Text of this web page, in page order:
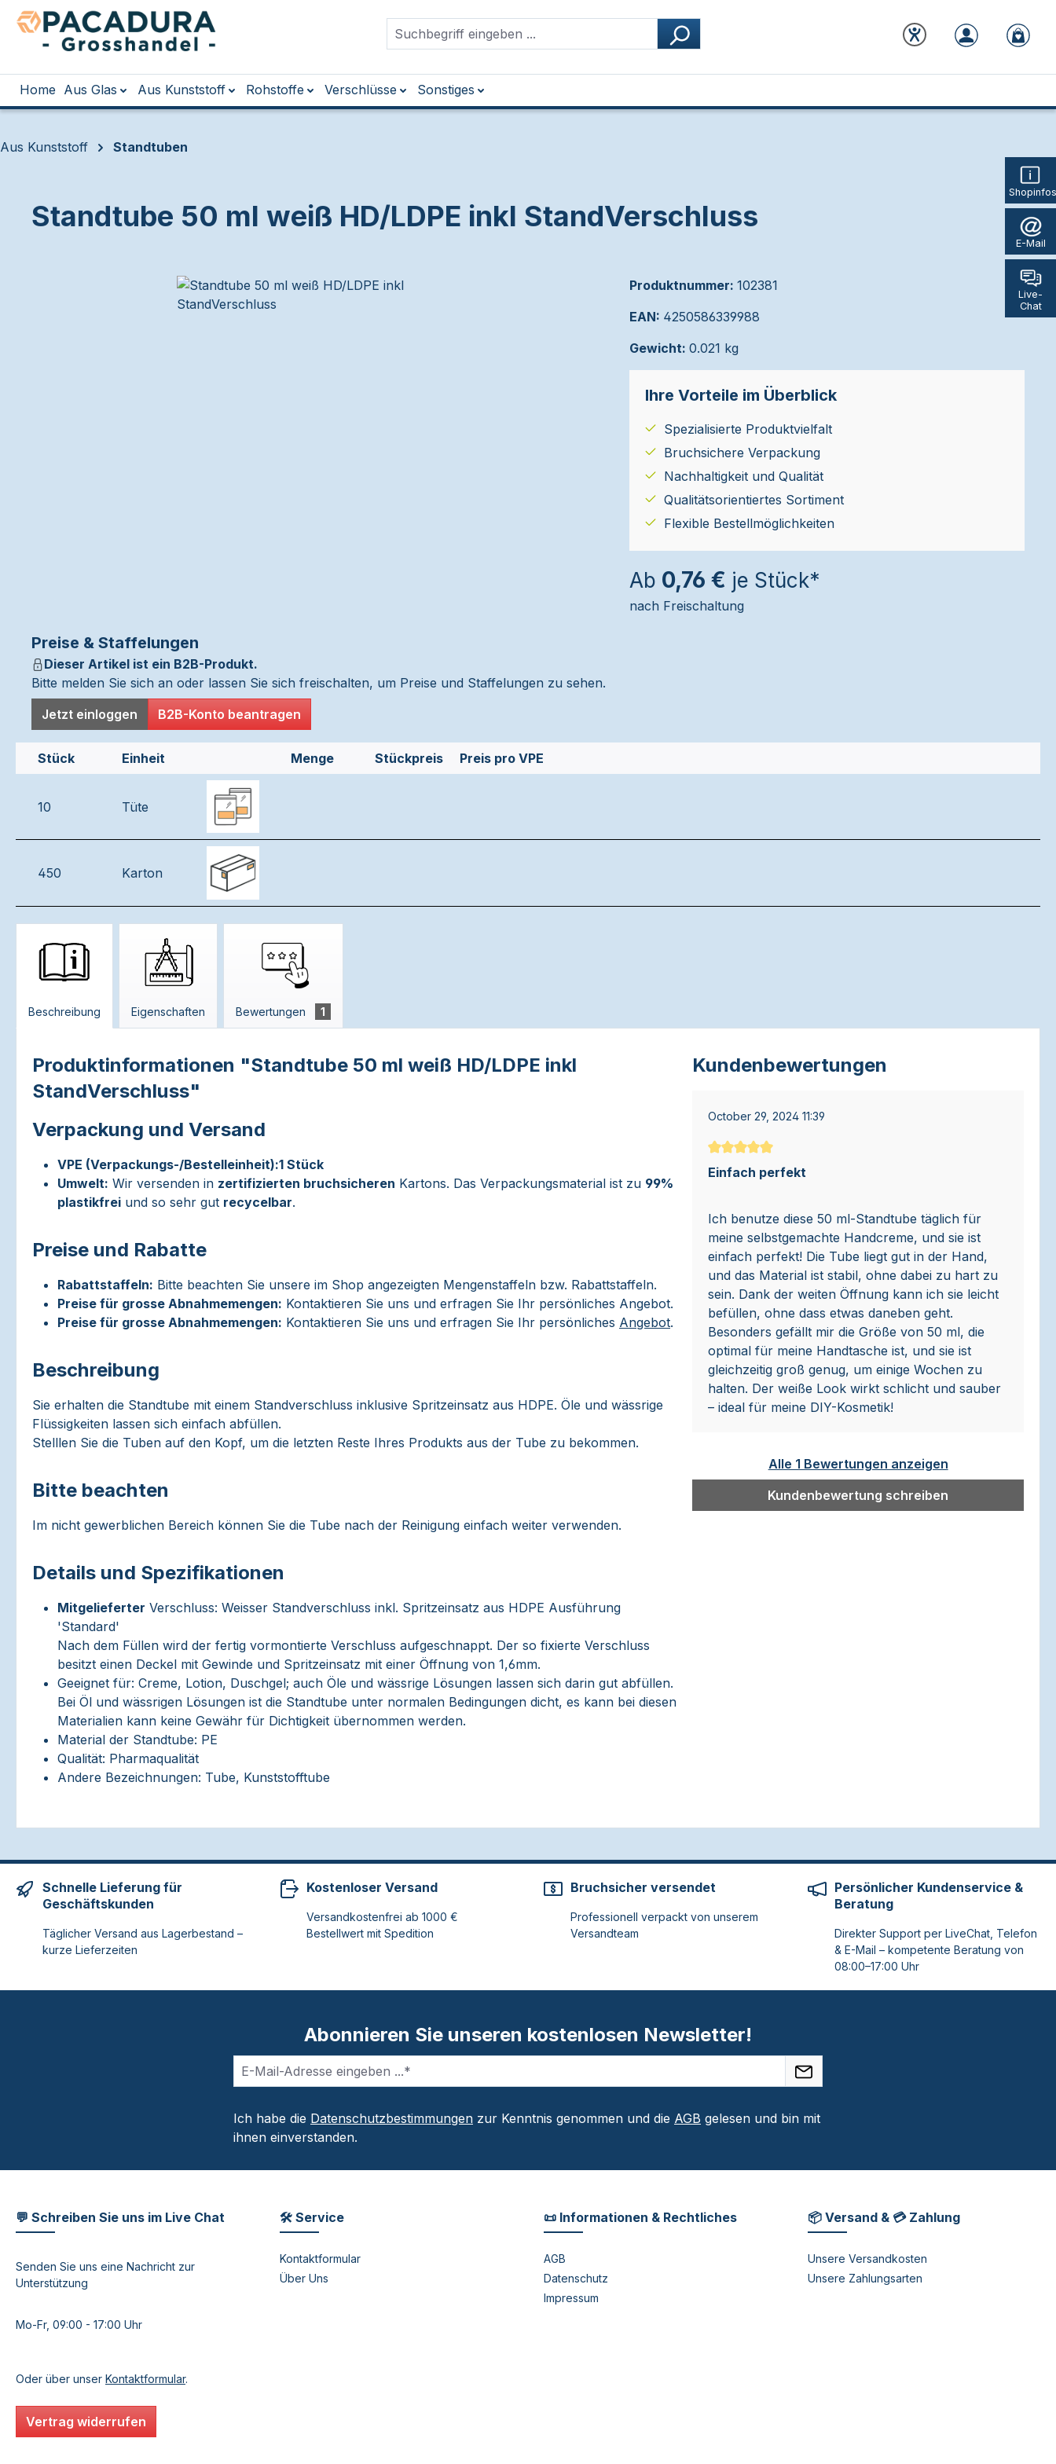
Hauptinhalt springen
Zur Suche springen
Zur Hauptnavigation springen
E-Mail
Live-
Chat
Home Aus Glas Aus Kunststoff Rohstoffe Verschlüsse Sonstiges
Aus Kunststoff Standtuben
Standtube 50 ml weiß HD/LDPE inkl StandVerschluss
Produktnummer: 102381
EAN: 4250586339988
Gewicht: 0.021 kg
Ihre Vorteile im Überblick
Spezialisierte Produktvielfalt
Bruchsichere Verpackung
Nachhaltigkeit und Qualität
Qualitätsorientiertes Sortiment
Flexible Bestellmöglichkeiten
Ab 0,76 € je Stück*
nach Freischaltung
Preise & Staffelungen
Dieser Artikel ist ein B2B-Produkt.
Bitte melden Sie sich an oder lassen Sie sich freischalten, um Preise und Staffelungen zu sehen.
Jetzt einloggen
B2B-Konto beantragen
Stück Einheit Menge Stückpreis Preis pro VPE
10 Tüte
450 Karton
Beschreibung Eigenschaften Bewertungen 1
Produktinformationen "Standtube 50 ml weiß HD/LDPE inkl
StandVerschluss"
Verpackung und Versand
VPE (Verpackungs-/Bestelleinheit):1 Stück
Umwelt: Wir versenden in zertifizierten bruchsicheren Kartons. Das Verpackungsmaterial ist zu 99%
plastikfrei und so sehr gut recycelbar.
Preise und Rabatte
Rabattstaffeln: Bitte beachten Sie unsere im Shop angezeigten Mengenstaffeln bzw. Rabattstaffeln.
Preise für grosse Abnahmemengen: Kontaktieren Sie uns und erfragen Sie Ihr persönliches Angebot.
Preise für grosse Abnahmemengen: Kontaktieren Sie uns und erfragen Sie Ihr persönliches Angebot.
Beschreibung
Sie erhalten die Standtube mit einem Standverschluss inklusive Spritzeinsatz aus HDPE. Öle und wässrige
Flüssigkeiten lassen sich einfach abfüllen.
Stelllen Sie die Tuben auf den Kopf, um die letzten Reste Ihres Produkts aus der Tube zu bekommen.
Bitte beachten
Im nicht gewerblichen Bereich können Sie die Tube nach der Reinigung einfach weiter verwenden.
Details und Spezifikationen
Mitgelieferter Verschluss: Weisser Standverschluss inkl. Spritzeinsatz aus HDPE Ausführung
'Standard'
Nach dem Füllen wird der fertig vormontierte Verschluss aufgeschnappt. Der so fixierte Verschluss
besitzt einen Deckel mit Gewinde und Spritzeinsatz mit einer Öffnung von 1,6mm.
Geeignet für: Creme, Lotion, Duschgel; auch Öle und wässrige Lösungen lassen sich darin gut abfüllen.
Bei Öl und wässrigen Lösungen ist die Standtube unter normalen Bedingungen dicht, es kann bei diesen
Materialien kann keine Gewähr für Dichtigkeit übernommen werden.
Material der Standtube: PE
Qualität: Pharmaqualität
Andere Bezeichnungen: Tube, Kunststofftube
Kundenbewertungen
October 29, 2024 11:39
Durchschnittliche Bewertung von 5 von 5 Sternen
Einfach perfekt
Ich benutze diese 50 ml-Standtube täglich für
meine selbstgemachte Handcreme, und sie ist
einfach perfekt! Die Tube liegt gut in der Hand,
und das Material ist stabil, ohne dabei zu hart zu
sein. Dank der weiten Öffnung kann ich sie leicht
befüllen, ohne dass etwas daneben geht.
Besonders gefällt mir die Größe von 50 ml, die
optimal für meine Handtasche ist, und sie ist
gleichzeitig groß genug, um einige Wochen zu
halten. Der weiße Look wirkt schlicht und sauber
– ideal für meine DIY-Kosmetik!
Alle 1 Bewertungen anzeigen
Kundenbewertung schreiben
Schnelle Lieferung für
Geschäftskunden
Täglicher Versand aus Lagerbestand –
kurze Lieferzeiten
Kostenloser Versand
Versandkostenfrei ab 1000 €
Bestellwert mit Spedition
Bruchsicher versendet
Professionell verpackt von unserem
Versandteam
Persönlicher Kundenservice &
Beratung
Direkter Support per LiveChat, Telefon
& E-Mail – kompetente Beratung von
08:00–17:00 Uhr
Abonnieren Sie unseren kostenlosen Newsletter!
Ich habe die Datenschutzbestimmungen zur Kenntnis genommen und die AGB gelesen und bin mit
ihnen einverstanden.
💬 Schreiben Sie uns im Live Chat
Senden Sie uns eine Nachricht zur
Unterstützung
Mo-Fr, 09:00 - 17:00 Uhr
Oder über unser Kontaktformular.
Vertrag widerrufen
🛠 Service
Kontaktformular
Über Uns
📜 Informationen & Rechtliches
AGB
Datenschutz
Impressum
📦 Versand & 💳 Zahlung
Unsere Versandkosten
Unsere Zahlungsarten